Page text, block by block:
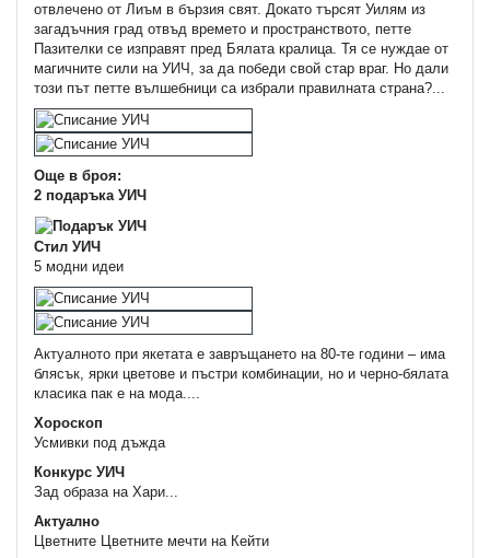
отвлечено от Лиъм в бързия свят. Докато търсят Уилям из
загадъчния град отвъд времето и пространството, петте
Пазителки се изправят пред Бялата кралица. Тя се нуждае от
магичните сили на УИЧ, за да победи свой стар враг. Но дали
този път петте вълшебници са избрали правилната страна?...
Още в броя:
2 подаръка УИЧ
Стил УИЧ
5 модни идеи
Актуалното при якетата е завръщането на 80-те години – има
блясък, ярки цветове и пъстри комбинации, но и черно-бялата
класика пак е на мода....
Хороскоп
Усмивки под дъжда
Конкурс УИЧ
Зад образа на Хари...
Актуално
Цветните Цветните мечти на Кейти